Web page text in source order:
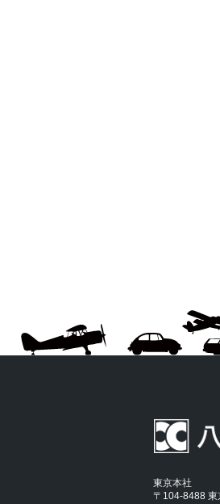
東京本社
〒104-8488 東